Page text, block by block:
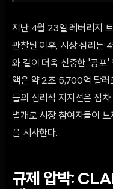
지난 4월 23일 레버리지
관찰된 이후, 시장 심리
와 같이 더욱 신중한 '공포'
액은 약 2조 5,700억 달러
들의 심리적 지지선은 점
별개로 시장 참여자들이
을 시사한다.
규제 압박: